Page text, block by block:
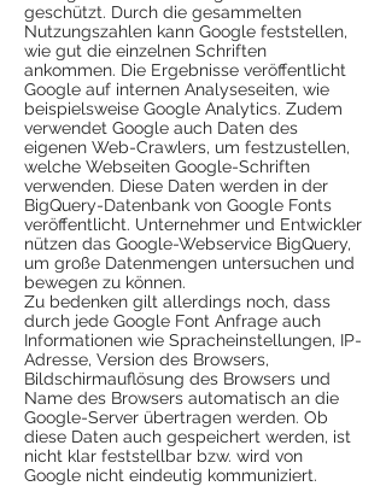
geschützt. Durch die gesammelten
Nutzungszahlen kann Google feststellen,
wie gut die einzelnen Schriften
ankommen. Die Ergebnisse veröffentlicht
Google auf internen Analyseseiten, wie
beispielsweise Google Analytics. Zudem
verwendet Google auch Daten des
eigenen Web-Crawlers, um festzustellen,
welche Webseiten Google-Schriften
verwenden. Diese Daten werden in der
BigQuery-Datenbank von Google Fonts
veröffentlicht. Unternehmer und Entwickler
nützen das Google-Webservice BigQuery,
um große Datenmengen untersuchen und
bewegen zu können.
Zu bedenken gilt allerdings noch, dass
durch jede Google Font Anfrage auch
Informationen wie Spracheinstellungen, IP-
Adresse, Version des Browsers,
Bildschirmauflösung des Browsers und
Name des Browsers automatisch an die
Google-Server übertragen werden. Ob
diese Daten auch gespeichert werden, ist
nicht klar feststellbar bzw. wird von
Google nicht eindeutig kommuniziert.